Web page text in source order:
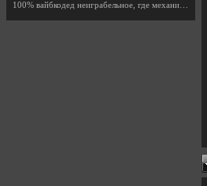
100% вайбкодед неиграбельное, где механики знает т